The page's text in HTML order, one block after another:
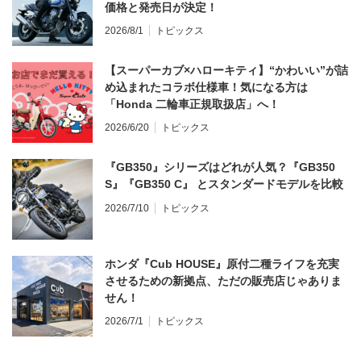
価格と発売日が決定！
2026/8/1 トピックス
【スーパーカブ×ハローキティ】“かわいい”が詰
め込まれたコラボ仕様車！気になる方は
「Honda 二輪車正規取扱店」へ！
2026/6/20 トピックス
『GB350』シリーズはどれが人気？『GB350
S』『GB350 C』 とスタンダードモデルを比較
2026/7/10 トピックス
ホンダ『Cub HOUSE』原付二種ライフを充実
させるための新拠点、ただの販売店じゃありま
せん！
2026/7/1 トピックス